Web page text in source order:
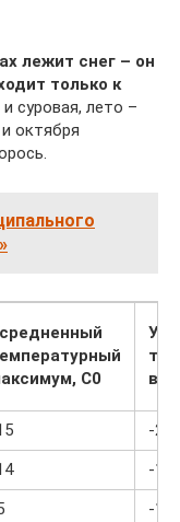
лежит снег – он
только к
суровая, лето –
октября
С0
-20
-18
-12